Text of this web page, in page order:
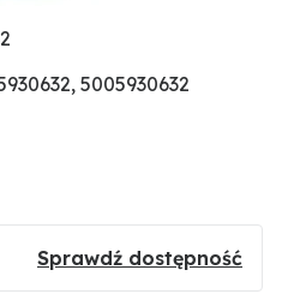
5005930632
Sprawdź dostępność